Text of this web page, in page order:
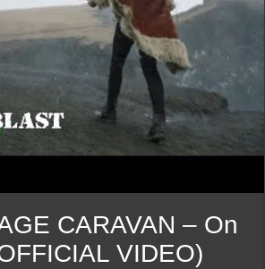
CARAVAN – On
VIDEO)